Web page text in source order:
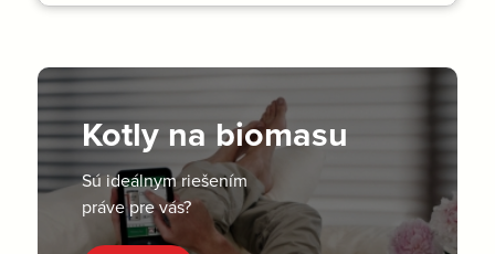
Kotly na biomasu
Sú ideálnym riešením
práve pre vás?